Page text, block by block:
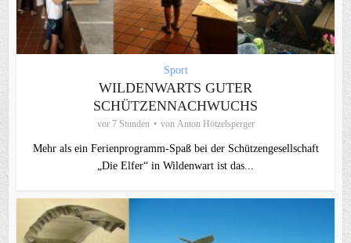
Sport
WILDENWARTS GUTER
SCHÜTZENNACHWUCHS
vor 7 Stunden von Anton Hötzelsperger
Mehr als ein Ferienprogramm-Spaß bei der Schützengesellschaft
„Die Elfer“ in Wildenwart ist das...